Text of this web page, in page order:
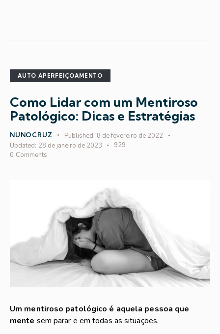
AUTO APERFEIÇOAMENTO
Como Lidar com um Mentiroso
Patológico: Dicas e Estratégias
NUNOCRUZ Published: 8 de fevereiro de 2022
Updated: 28 de janeiro de 2023
929
0 Comments
Um mentiroso patológico é aquela pessoa que
mente sem parar e em todas as situações.